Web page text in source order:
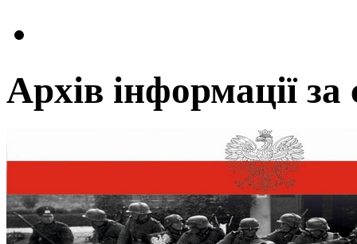
Архів інформації